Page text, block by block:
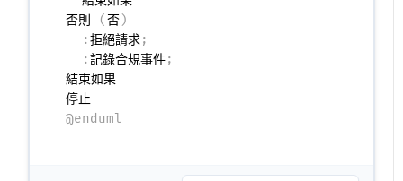
否則
(否)
:拒絕請求;
:記錄合規事件;
結束如果
@enduml